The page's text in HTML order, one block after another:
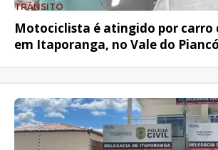
TRÂNSITO
Motociclista é atingido por carro
em Itaporanga, no Vale do Piancó